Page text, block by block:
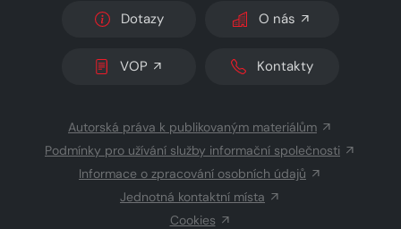
Dotazy O nás
VOP Kontakty
Autorská práva k publikovaným materiálům
Podmínky pro užívání služby informační společnosti
Informace o zpracování osobních údajů
Jednotná kontaktní místa
Cookies